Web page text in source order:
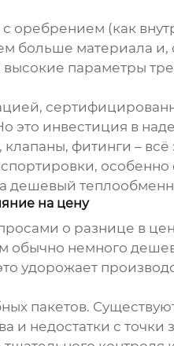
оребрением (как
больше материала и,
высокие параметры
это инвестиция в
клапаны, фитинги –
дешевый
на цену
о разнице в
немного
удорожает
пакетов.
и недостатки с